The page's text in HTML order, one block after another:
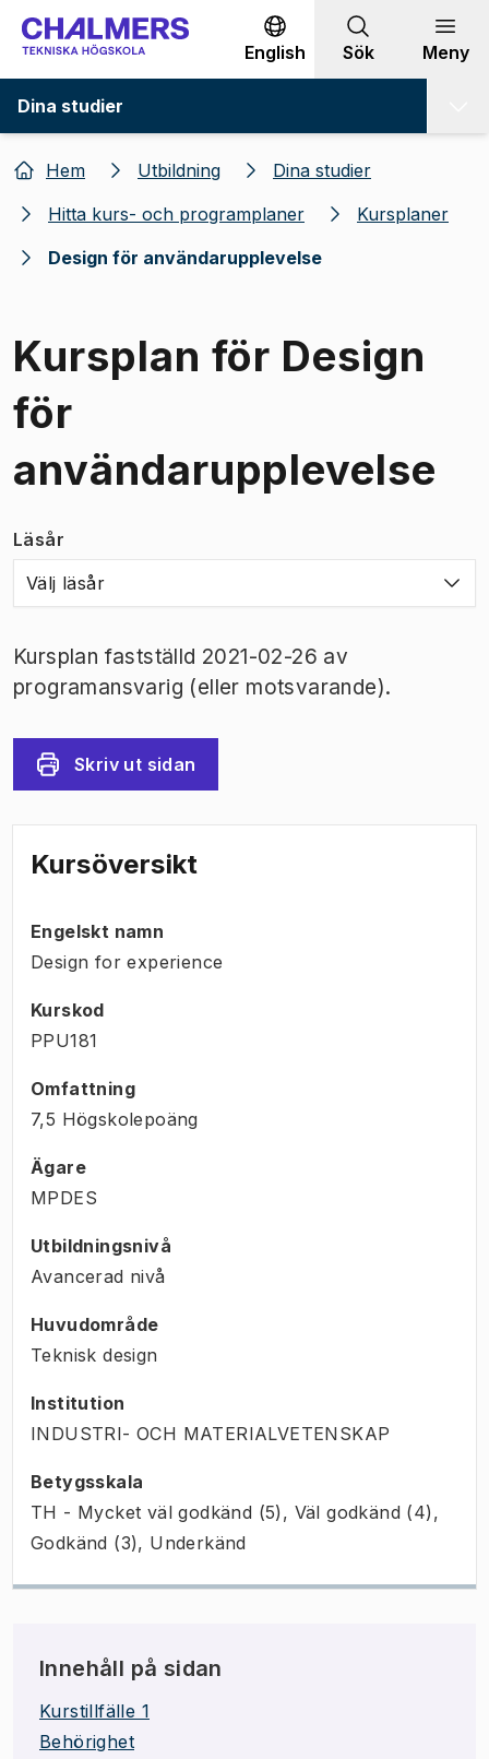
Gå till innehållet
English Sök Meny
Dina studier
Hem Utbildning
Dina studier
Hitta kurs- och programplaner
Kursplaner
Design för användarupplevelse
Kursplan för Design
för
användarupplevelse
Läsår
Välj läsår
Kursplan fastställd 2021-02-26 av
programansvarig (eller motsvarande).
Skriv ut sidan
Kursöversikt
Engelskt namn
Design for experience
Kurskod
PPU181
Omfattning
7,5 Högskolepoäng
Ägare
MPDES
Utbildningsnivå
Avancerad nivå
Huvudområde
Teknisk design
Institution
INDUSTRI- OCH MATERIALVETENSKAP
Betygsskala
TH - Mycket väl godkänd (5), Väl godkänd (4),
Godkänd (3), Underkänd
Innehåll på sidan
Kurstillfälle 1
Behörighet